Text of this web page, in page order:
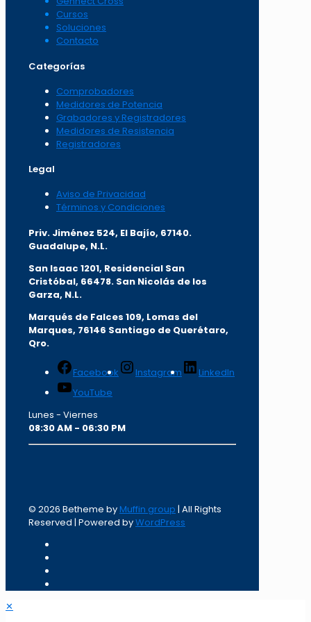
Cursos
Soluciones
Contacto
Categorías
Comprobadores
Medidores de Potencia
Grabadores y Registradores
Medidores de Resistencia
Registradores
Legal
Aviso de Privacidad
Términos y Condiciones
Priv. Jiménez 524, El Bajío, 67140.
Guadalupe, N.L.
San Isaac 1201, Residencial San
Cristóbal, 66478. San Nicolás de los
Garza, N.L.
Marqués de Falces 109, Lomas del
Marques, 76146 Santiago de Querétaro,
Qro.
Facebook Instagram
LinkedIn
YouTube
Lunes - Viernes
08:30 AM - 06:30 PM
© 2026 Betheme by Muffin group | All Rights
Reserved | Powered byWordPress
✕